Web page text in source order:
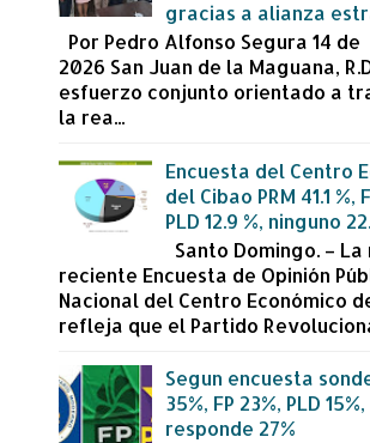
gracias a alianza
Por Pedro Alfonso Segura 14
2026 San Juan de la Maguana,
esfuerzo conjunto orientado a
la rea...
Encuesta del Centro
del Cibao PRM 41.1 %,
PLD 12.9 %, ninguno
Santo Domingo. – La
reciente Encuesta de Opinión
Nacional del Centro Económico
refleja que el Partido
Segun encuesta
35%, FP 23%, PLD
responde 27%